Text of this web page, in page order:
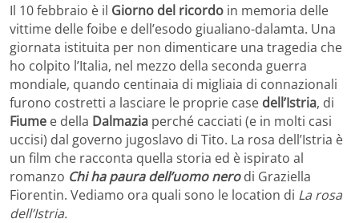
Il 10 febbraio è il Giorno del ricordo in memoria delle
vittime delle foibe e dell’esodo giualiano-dalamta. Una
giornata istituita per non dimenticare una tragedia che
ho colpito l’Italia, nel mezzo della seconda guerra
mondiale, quando centinaia di migliaia di connazionali
furono costretti a lasciare le proprie case dell’Istria, di
Fiume e della Dalmazia perché cacciati (e in molti casi
uccisi) dal governo jugoslavo di Tito. La rosa dell’Istria è
un film che racconta quella storia ed è ispirato al
romanzo Chi ha paura dell’uomo nerodi Graziella
Fiorentin. Vediamo ora quali sono le location di La rosa
dell’Istria.